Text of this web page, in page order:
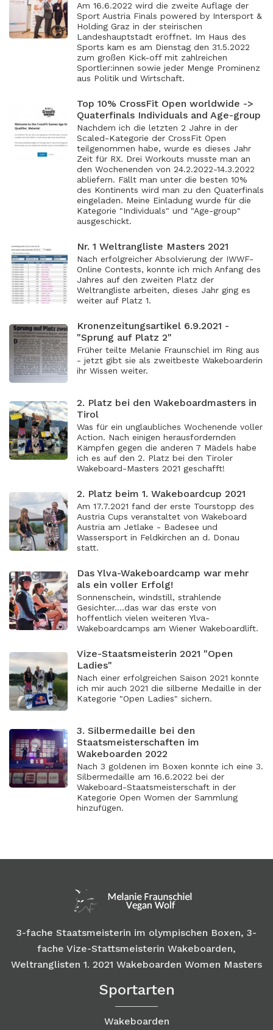
Am 16.6.2022 wird die zweite Auflage der
Sport Austria Finals powered by Intersport &
Holding Graz in der steirischen
Landeshauptstadt eröffnet. Im Haus des
Sports kam es am Dienstag den 31.5.2022
zum großen Kick-off mit zahlreichen
Sportler:innen sowie jeder Menge Prominenz
aus Politik und Wirtschaft.
Top 10% CrossFit Open worldwide ->
Quaterfinals Individuals and Age-group
Nachdem ich die letzten 2 Jahre in der
Scaled-Kategorie der CrossFit Open
teilgenommen habe, wurde es dieses Jahr
Zeit für RX. Drei Workouts musste man an
den Wochenenden von 24.2.2022-14.3.2022
abliefern. Fällt man unter die besten 10%
des Kontinents wird man zu den Quaterfinals
eingeladen. Meine Einladung wurde für die
Kategorie "Individuals" und "Age-group"
ausgeschickt.
Nr. 1 Weltrangliste Masters 2021
Nach erfolgreicher Absolvierung der IWWF-
Online Contests, konnte ich mich Anfang des
Jahres auf den zweiten Platz der
Weltrangliste arbeiten, dieses Jahr ging es
weiter auf Platz 1.
Kronenzeitungsartikel 6.9.2021 -
"Sprung auf Platz 2"
Früher teilte Melanie Fraunschiel im Ring aus
- jetzt gibt sie als zweitbeste Wakeboarderin
ihr Wissen weiter.
2. Platz bei den Wakeboardmasters in
Tirol
Was für ein unglaubliches Wochenende voller
Action. Nach einigen herausfordernden
Kämpfen gegen die anderen 7 Mädels habe
ich es auf den 2. Platz bei den Tiroler
Wakeboard-Masters 2021 geschafft!
2. Platz beim 1. Wakeboardcup 2021
Am 17.7.2021 fand der erste Tourstopp des
Austria Cups veranstaltet von Wakeboard
Austria am Jetlake - Badesee und
Wassersport in Feldkirchen an d. Donau
statt.
Das Ylva-Wakeboardcamp war mehr
als ein voller Erfolg!
Sonnenschein, windstill, strahlende
Gesichter....das war das erste von
hoffentlich vielen weiteren Ylva-
Wakeboardcamps am Wiener Wakeboardlift.
Vize-Staatsmeisterin 2021 "Open
Ladies"
Nach einer erfolgreichen Saison 2021 konnte
ich mir auch 2021 die silberne Medaille in der
Kategorie "Open Ladies" sichern.
3. Silbermedaille bei den
Staatsmeisterschaften im
Wakeboarden 2022
Nach 3 goldenen im Boxen konnte ich eine 3.
Silbermedaille am 16.6.2022 bei der
Wakeboard-Staatsmeisterschaft in der
Kategorie Open Women der Sammlung
hinzufügen.
3-fache Staatsmeisterin im olympischen Boxen, 3-
fache Vize-Stattsmeisterin Wakeboarden,
Weltranglisten 1. 2021 Wakeboarden Women Masters
Sportarten
Wakeboarden